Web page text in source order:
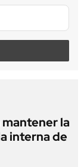
la
interna de